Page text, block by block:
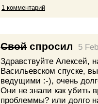
1 комментарий
Свойспросил
5
Здравствуйте Алексей,
Васильевском спуске,
ведущими :-), очень
Они не знали как убить
проблеммы? или долго